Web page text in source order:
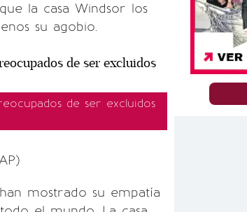
la casa Windsor los
su agobio.
de ser excluidos
mostrado su empatía